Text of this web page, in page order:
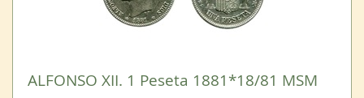
ALFONSO XII. 1 Peseta 1881*18/81 MSM